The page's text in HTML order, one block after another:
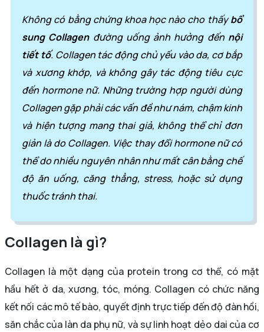
Không có bằng chứng khoa học nào cho thấybổ
sung Collagenđường uống ảnh hưởng đến nội
tiết tố. Collagen tác động chủ yếu vào da, cơ bắp
và xương khớp, và không gây tác động tiêu cực
đến hormone nữ. Những trường hợp người dùng
Collagen gặp phải các vấn đề như nám, chậm kinh
và hiện tượng mang thai giả, không thể chỉ đơn
giản là do Collagen. Việc thay đổi hormone nữ có
thể do nhiều nguyên nhân như mất cân bằng chế
độ ăn uống, căng thẳng, stress, hoặc sử dụng
thuốc tránh thai.
Collagen là gì?
Collagen là một dạng của protein trong cơ thể, có mặt
hầu hết ở da, xương, tóc, móng. Collagen có chức năng
kết nối các mô tế bào, quyết định trực tiếp đến độ đàn hồi,
săn chắc của làn da phụ nữ, và sự linh hoạt dẻo dai của cơ